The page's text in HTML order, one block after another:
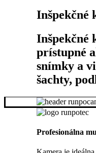
Inšpekčné
Inšpekčné
prístupné
snímky a
šachty,
Profesionálna